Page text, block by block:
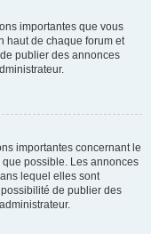
importantes que vous
haut de chaque forum et
publier des annonces
importantes concernant le
possible. Les annonces
lequel elles sont
de publier des